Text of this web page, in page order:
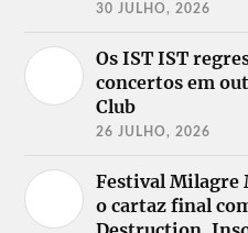
30 JULHO, 2026
Os IST IST
concertos em
Club
26 JULHO, 2026
Festival Milagre
o cartaz final